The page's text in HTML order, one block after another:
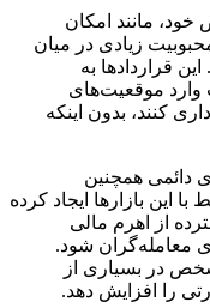
مانند امکان
زیادی در میان
قراردادها به
وارد موقعیت‌های
کنند، بدون اینکه
دائمی همچنین
این بازارها ایجاد کرده
از اهرم مالی
معامله‌گران شود.
در بسیاری از
را افزایش دهد.